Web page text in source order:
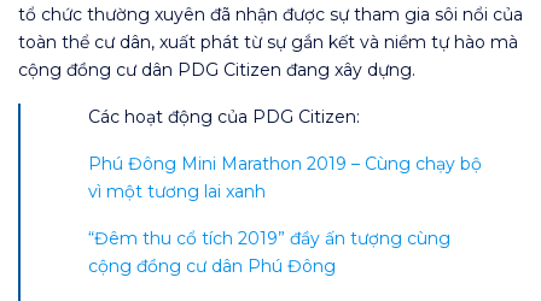
tổ chức thường xuyên đã nhận được sự tham gia sôi nổi của
toàn thể cư dân, xuất phát từ sự gắn kết và niềm tự hào mà
cộng đồng cư dân PDG Citizen đang xây dựng.
Các hoạt động của PDG Citizen:
Phú Đông Mini Marathon 2019 – Cùng chạy bộ
vì một tương lai xanh
“Đêm thu cổ tích 2019” đầy ấn tượng cùng
cộng đồng cư dân Phú Đông